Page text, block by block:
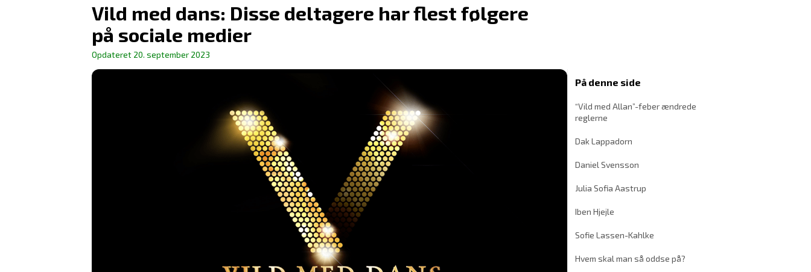
Vild med dans: Disse deltagere har flest følgere
på sociale medier
Opdateret 20. september 2023
På denne side
“Vild med Allan”-feber ændrede
reglerne
Dak Lappadorn
Daniel Svensson
Julia Sofia Aastrup
Iben Hjejle
Sofie Lassen-Kahlke
Hvem skal man så oddse på?